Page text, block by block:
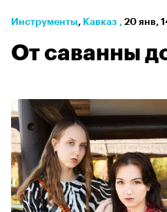
Инструменты⁠, Кавказ , 20 янв,
От саванны